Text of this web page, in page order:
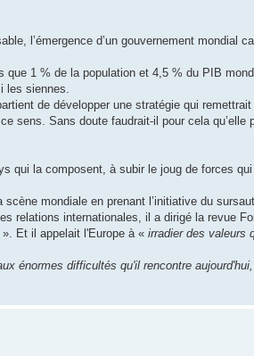
l’émergence d’un gouvernement mondial
1 % de la population et 4,5 % du PIB
les siennes.
de développer une stratégie qui
sens. Sans doute faudrait-il pour cela qu’elle
qui la composent, à subir le joug de forces
mondiale en prenant l’initiative du
relations internationales, il a dirigé la revue
». Et il appelait l'Europe à « irradier des valeurs
énormes difficultés qu'il rencontre